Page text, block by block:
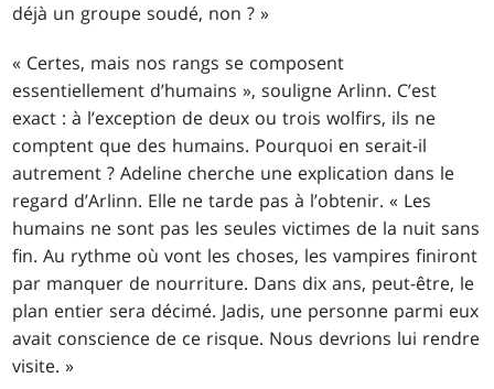
déjà un groupe soudé, non ? »
« Certes, mais nos rangs se composent
essentiellement d’humains », souligne Arlinn. C’est
exact : à l’exception de deux ou trois wolfirs, ils ne
comptent que des humains. Pourquoi en serait-il
autrement ? Adeline cherche une explication dans le
regard d’Arlinn. Elle ne tarde pas à l’obtenir. « Les
humains ne sont pas les seules victimes de la nuit sans
fin. Au rythme où vont les choses, les vampires finiront
par manquer de nourriture. Dans dix ans, peut-être, le
plan entier sera décimé. Jadis, une personne parmi eux
avait conscience de ce risque. Nous devrions lui rendre
visite. »